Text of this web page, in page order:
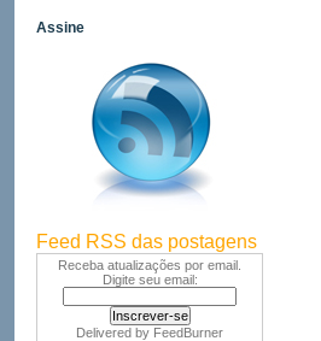
Assine
Feed RSS das postagens
Receba atualizações por email.
Digite seu email:
Delivered by FeedBurner